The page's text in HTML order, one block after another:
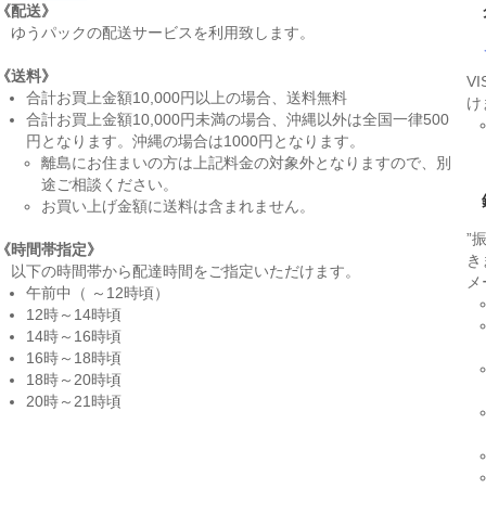
配送》
うパックの配送サービスを利用致します。
送料》
合計お買上金額10,000円以上の場合、送料無料
合計お買上金額10,000円未満の場合、沖縄以外は全国一律500
円となります。沖縄の場合は1000円となります。
離島にお住まいの方は上記料金の対象外となりますので、別
途ご相談ください。
お買い上げ金額に送料は含まれません。
時間帯指定》
下の時間帯から配達時間をご指定いただけます。
午前中（ ～12時頃）
12時～14時頃
14時～16時頃
16時～18時頃
18時～20時頃
20時～21時頃
け
”